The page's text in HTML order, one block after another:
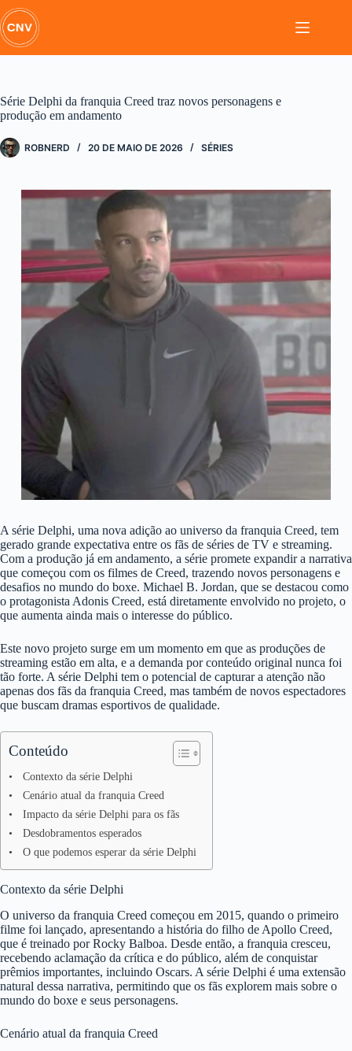
Pular
para
o
conteúdo
Série Delphi da franquia Creed traz novos personagens e
produção em andamento
ROBNERD 20 DE MAIO DE 2026 SÉRIES
A série Delphi, uma nova adição ao universo da franquia Creed, tem
gerado grande expectativa entre os fãs de séries de TV e streaming.
Com a produção já em andamento, a série promete expandir a narrativa
que começou com os filmes de Creed, trazendo novos personagens e
desafios no mundo do boxe. Michael B. Jordan, que se destacou como
o protagonista Adonis Creed, está diretamente envolvido no projeto, o
que aumenta ainda mais o interesse do público.
Este novo projeto surge em um momento em que as produções de
streaming estão em alta, e a demanda por conteúdo original nunca foi
tão forte. A série Delphi tem o potencial de capturar a atenção não
apenas dos fãs da franquia Creed, mas também de novos espectadores
que buscam dramas esportivos de qualidade.
Conteúdo
Contexto da série Delphi
Cenário atual da franquia Creed
Impacto da série Delphi para os fãs
Desdobramentos esperados
O que podemos esperar da série Delphi
Contexto da série Delphi
O universo da franquia Creed começou em 2015, quando o primeiro
filme foi lançado, apresentando a história do filho de Apollo Creed,
que é treinado por Rocky Balboa. Desde então, a franquia cresceu,
recebendo aclamação da crítica e do público, além de conquistar
prêmios importantes, incluindo Oscars. A série Delphi é uma extensão
natural dessa narrativa, permitindo que os fãs explorem mais sobre o
mundo do boxe e seus personagens.
Cenário atual da franquia Creed